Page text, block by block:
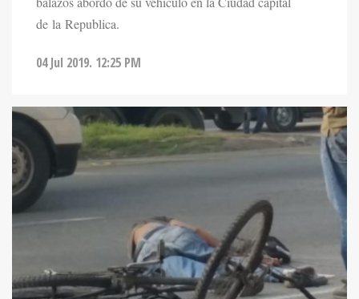
de la Republica.
04 Jul 2019. 12:25 PM